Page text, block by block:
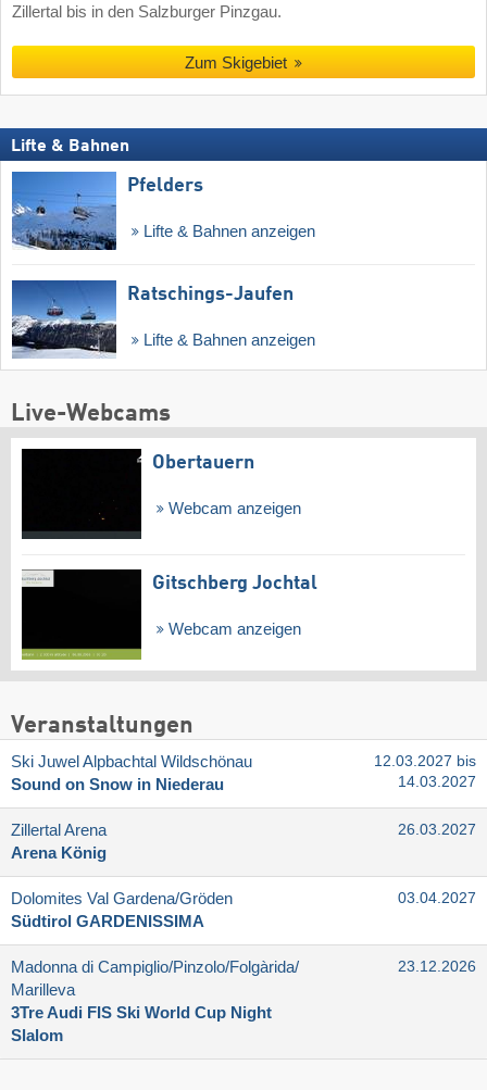
Zillertal bis in den Salzburger Pinzgau.
Zum Skigebiet
Lifte & Bahnen
Pfelders
Lifte & Bahnen anzeigen
Ratschings-Jaufen
Lifte & Bahnen anzeigen
Live-Webcams
Obertauern
Webcam anzeigen
Gitschberg Jochtal
Webcam anzeigen
Veranstaltungen
Ski Juwel Alpbachtal Wildschönau
Sound on Snow in Niederau
12.03.2027 bis
14.03.2027
Zillertal Arena
Arena König
26.03.2027
Dolomites Val Gardena/​Gröden
Südtirol GARDENISSIMA
03.04.2027
Madonna di Campiglio/​Pinzolo/​Folgàrida/​
Marilleva
3Tre Audi FIS Ski World Cup Night
Slalom
23.12.2026